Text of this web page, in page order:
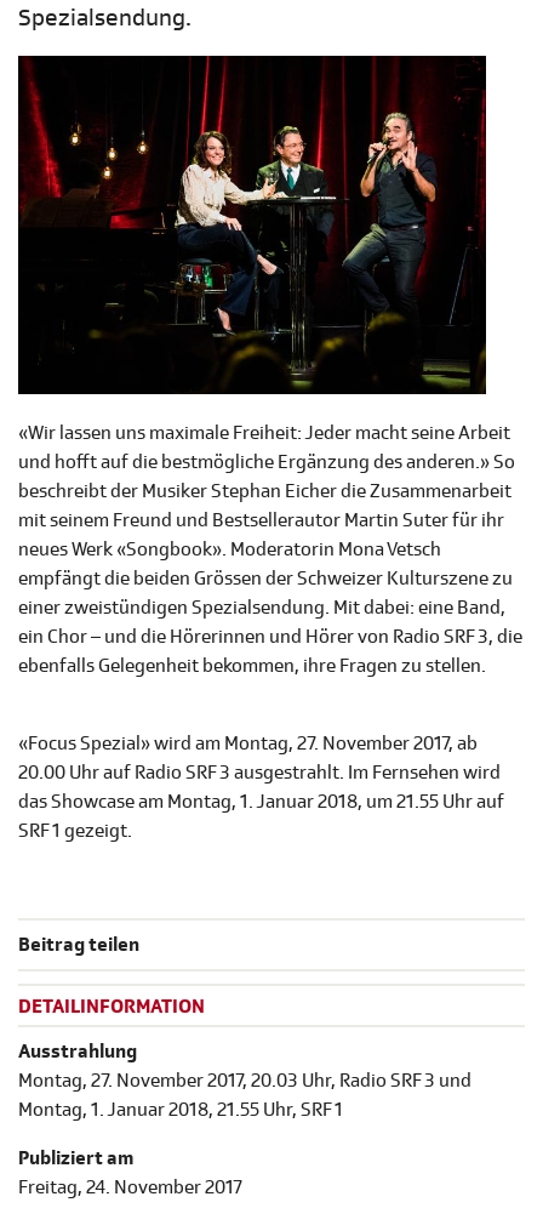
Spezialsendung.
«Wir lassen uns maximale Freiheit: Jeder macht seine Arbeit
und hofft auf die bestmögliche Ergänzung des anderen.» So
beschreibt der Musiker Stephan Eicher die Zusammenarbeit
mit seinem Freund und Bestsellerautor Martin Suter für ihr
neues Werk «Songbook». Moderatorin Mona Vetsch
empfängt die beiden Grössen der Schweizer Kulturszene zu
einer zweistündigen Spezialsendung. Mit dabei: eine Band,
ein Chor – und die Hörerinnen und Hörer von Radio SRF 3, die
ebenfalls Gelegenheit bekommen, ihre Fragen zu stellen.
«Focus Spezial» wird am Montag, 27. November 2017, ab
20.00 Uhr auf Radio SRF 3 ausgestrahlt. Im Fernsehen wird
das Showcase am Montag, 1. Januar 2018, um 21.55 Uhr auf
SRF 1 gezeigt.
Beitrag teilen
DETAILINFORMATION
Ausstrahlung
Montag, 27. November 2017, 20.03 Uhr, Radio SRF 3 und
Montag, 1. Januar 2018, 21.55 Uhr, SRF 1
Publiziert am
Freitag, 24. November 2017